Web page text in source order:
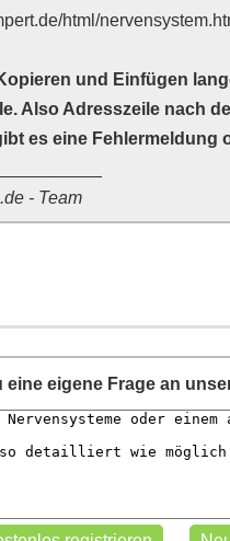
html/
und Einfügen
Also Adresszeile nach
es eine Fehlermeldung
- Team
eine eigene Frage an